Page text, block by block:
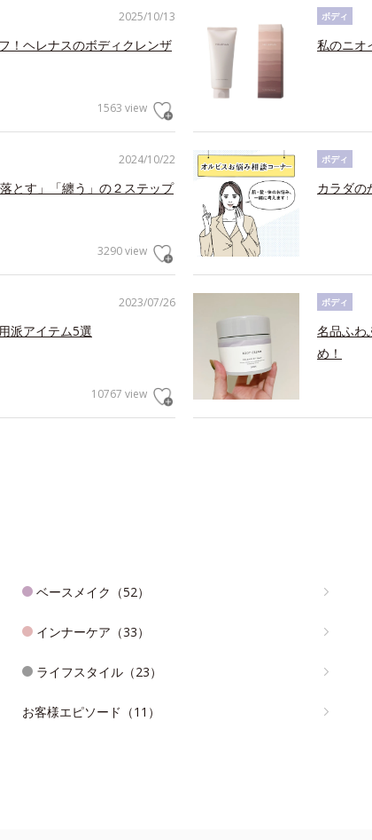
2025/10/13
！ヘレナスのボディクレンザ
1563 view
ボディ
私のニオ
2024/10/22
とす」「纏う」の２ステップ
3290 view
ボディ
カラダの
2023/07/26
派アイテム5選
10767 view
ボディ
名品ふわ
め！
ベースメイク（52）
インナーケア（33）
ライフスタイル（23）
お客様エピソード（11）